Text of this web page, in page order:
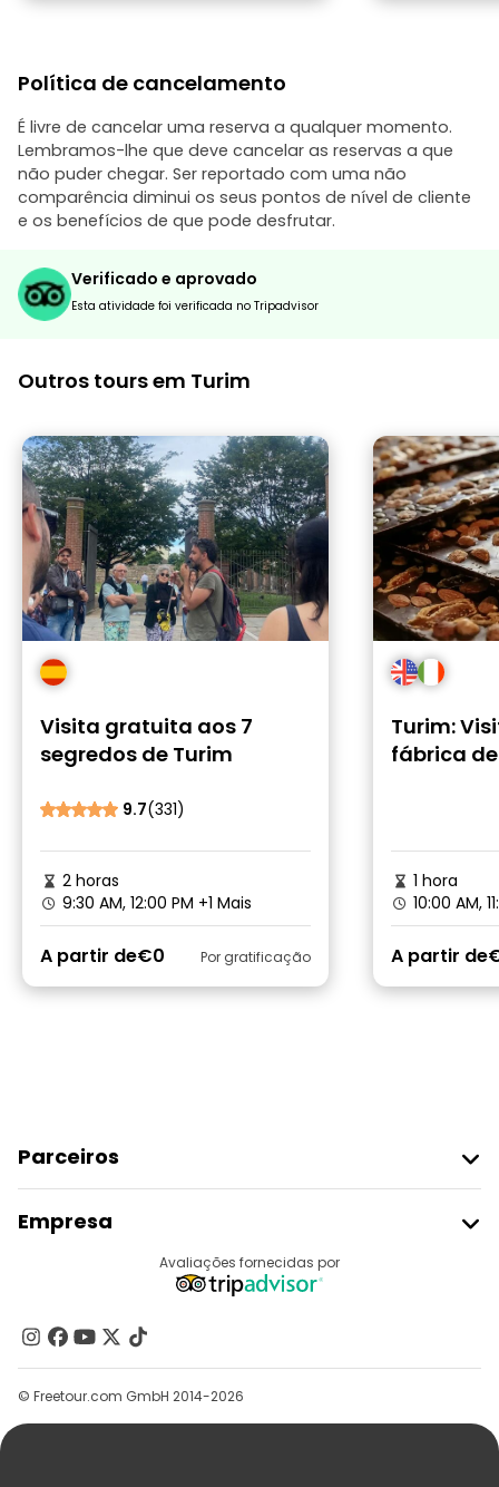
Política de cancelamento
É livre de cancelar uma reserva a qualquer momento.
Lembramos-lhe que deve cancelar as reservas a que
não puder chegar. Ser reportado com uma não
comparência diminui os seus pontos de nível de cliente
e os benefícios de que pode desfrutar.
Verificado e aprovado
Esta atividade foi verificada no Tripadvisor
Outros tours em Turim
Visita gratuita aos 7
segredos de Turim
9.7(331)
2 horas
9:30 AM, 12:00 PM +1 Mais
A partir de€0 Por gratificação
Turim:
fábrica
1 hora
10:00 AM,
A partir de
Parceiros
Registo Do Fornecedor
Programa De Afiliados
Empresa
Contacte-Nos
Grupos
Ajuda
Avaliações fornecidas por
© Freetour.com GmbH 2014-2026